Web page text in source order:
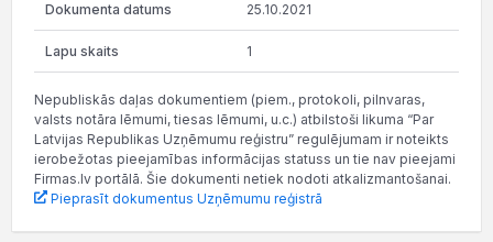
25.10.2021
1
Nepubliskās daļas dokumentiem (piem., protokoli, pilnvaras,
valsts notāra lēmumi, tiesas lēmumi, u.c.) atbilstoši likuma “Par
Latvijas Republikas Uzņēmumu reģistru” regulējumam ir noteikts
ierobežotas pieejamības informācijas statuss un tie nav pieejami
Firmas.lv portālā. Šie dokumenti netiek nodoti atkalizmantošanai.
Pieprasīt dokumentus Uzņēmumu reģistrā